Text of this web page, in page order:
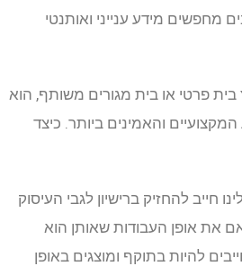
מחפשים מידע ענייני ואותנטי
פרטי או בית מגורים משותף, הוא
והאמינים ביותר. כיצד
חייב להחזיק ברישיון לגבי העיסוק
את אופן העבודות שאותן הוא
להיות בתוקף ומוצגים באופן